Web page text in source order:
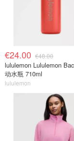
€24.00 €48.00
lululemon Lululemon
动水瓶 710ml
lululemon